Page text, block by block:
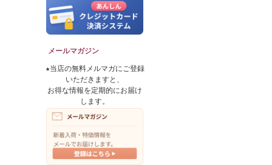
メールマガジン
★当店の無料メルマガにご登録
いただきますと、
お得な情報を定期的にお届け
します。